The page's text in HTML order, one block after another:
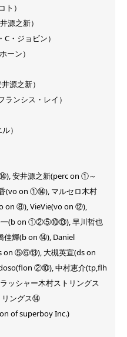
）
源之新）
・ジョビン）
ーン）
源之新）
ンシス・レイ）
）
安井源之新(perc on ①～
(vo on ①⑭), マルセロ木村
on ⑧), VieVie(vo on ⑫),
一(b on ①②⑤⑩⑬), 早川哲也
輝(b on ⑭), Daniel
on ⑤⑥⑬), 大槻英宣(ds on
②⑩), 中村恵介(tp,flh
シャー木村ストリングス
ングス⑭
of superboy Inc.)